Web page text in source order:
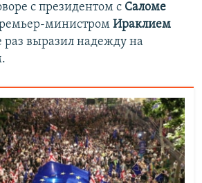
с президентом с Саломе
министром Ираклием
раз выразил надежду на